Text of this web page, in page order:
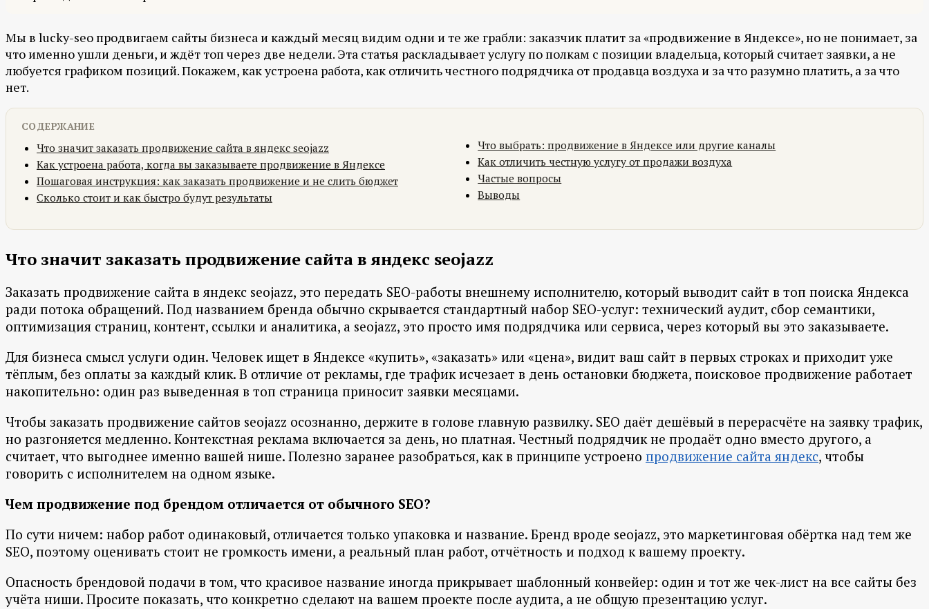
Мы в lucky-seo продвигаем сайты бизнеса и каждый месяц видим одни и те же грабли: заказчик платит за «продвижение в Яндексе», но не понимает, за
что именно ушли деньги, и ждёт топ через две недели. Эта статья раскладывает услугу по полкам с позиции владельца, который считает заявки, а не
любуется графиком позиций. Покажем, как устроена работа, как отличить честного подрядчика от продавца воздуха и за что разумно платить, а за что
нет.
СОДЕРЖАНИЕ
Что значит заказать продвижение сайта в яндекс seojazz
Как устроена работа, когда вы заказываете продвижение в Яндексе
Пошаговая инструкция: как заказать продвижение и не слить бюджет
Сколько стоит и как быстро будут результаты
Что выбрать: продвижение в Яндексе или другие каналы
Как отличить честную услугу от продажи воздуха
Частые вопросы
Выводы
Что значит заказать продвижение сайта в яндекс seojazz
Заказать продвижение сайта в яндекс seojazz, это передать SEO-работы внешнему исполнителю, который выводит сайт в топ поиска Яндекса
ради потока обращений. Под названием бренда обычно скрывается стандартный набор SEO-услуг: технический аудит, сбор семантики,
оптимизация страниц, контент, ссылки и аналитика, а seojazz, это просто имя подрядчика или сервиса, через который вы это заказываете.
Для бизнеса смысл услуги один. Человек ищет в Яндексе «купить», «заказать» или «цена», видит ваш сайт в первых строках и приходит уже
тёплым, без оплаты за каждый клик. В отличие от рекламы, где трафик исчезает в день остановки бюджета, поисковое продвижение работает
накопительно: один раз выведенная в топ страница приносит заявки месяцами.
Чтобы заказать продвижение сайтов seojazz осознанно, держите в голове главную развилку. SEO даёт дешёвый в перерасчёте на заявку трафик,
но разгоняется медленно. Контекстная реклама включается за день, но платная. Честный подрядчик не продаёт одно вместо другого, а
считает, что выгоднее именно вашей нише. Полезно заранее разобраться, как в принципе устроено продвижение сайта яндекс, чтобы
говорить с исполнителем на одном языке.
Чем продвижение под брендом отличается от обычного SEO?
По сути ничем: набор работ одинаковый, отличается только упаковка и название. Бренд вроде seojazz, это маркетинговая обёртка над тем же
SEO, поэтому оценивать стоит не громкость имени, а реальный план работ, отчётность и подход к вашему проекту.
Опасность брендовой подачи в том, что красивое название иногда прикрывает шаблонный конвейер: один и тот же чек-лист на все сайты без
учёта ниши. Просите показать, что конкретно сделают на вашем проекте после аудита, а не общую презентацию услуг.